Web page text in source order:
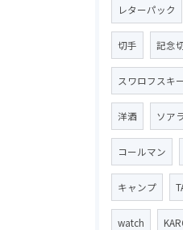
レターパック
切手 記念
スワロフスキ
洋酒 ソア
コールマン
キャンプ
watch